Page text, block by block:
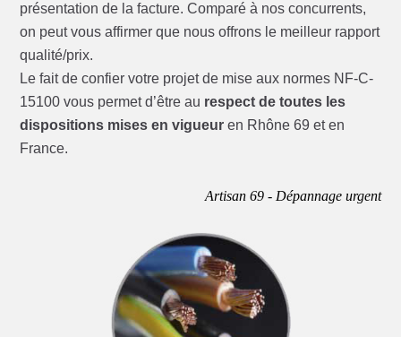
présentation de la facture. Comparé à nos concurrents,
on peut vous affirmer que nous offrons le meilleur rapport
qualité/prix.
Le fait de confier votre projet de mise aux normes NF-C-
15100 vous permet d’être au respect de toutes les
dispositions mises en vigueur en Rhône 69 et en
France.
Artisan 69 - Dépannage urgent